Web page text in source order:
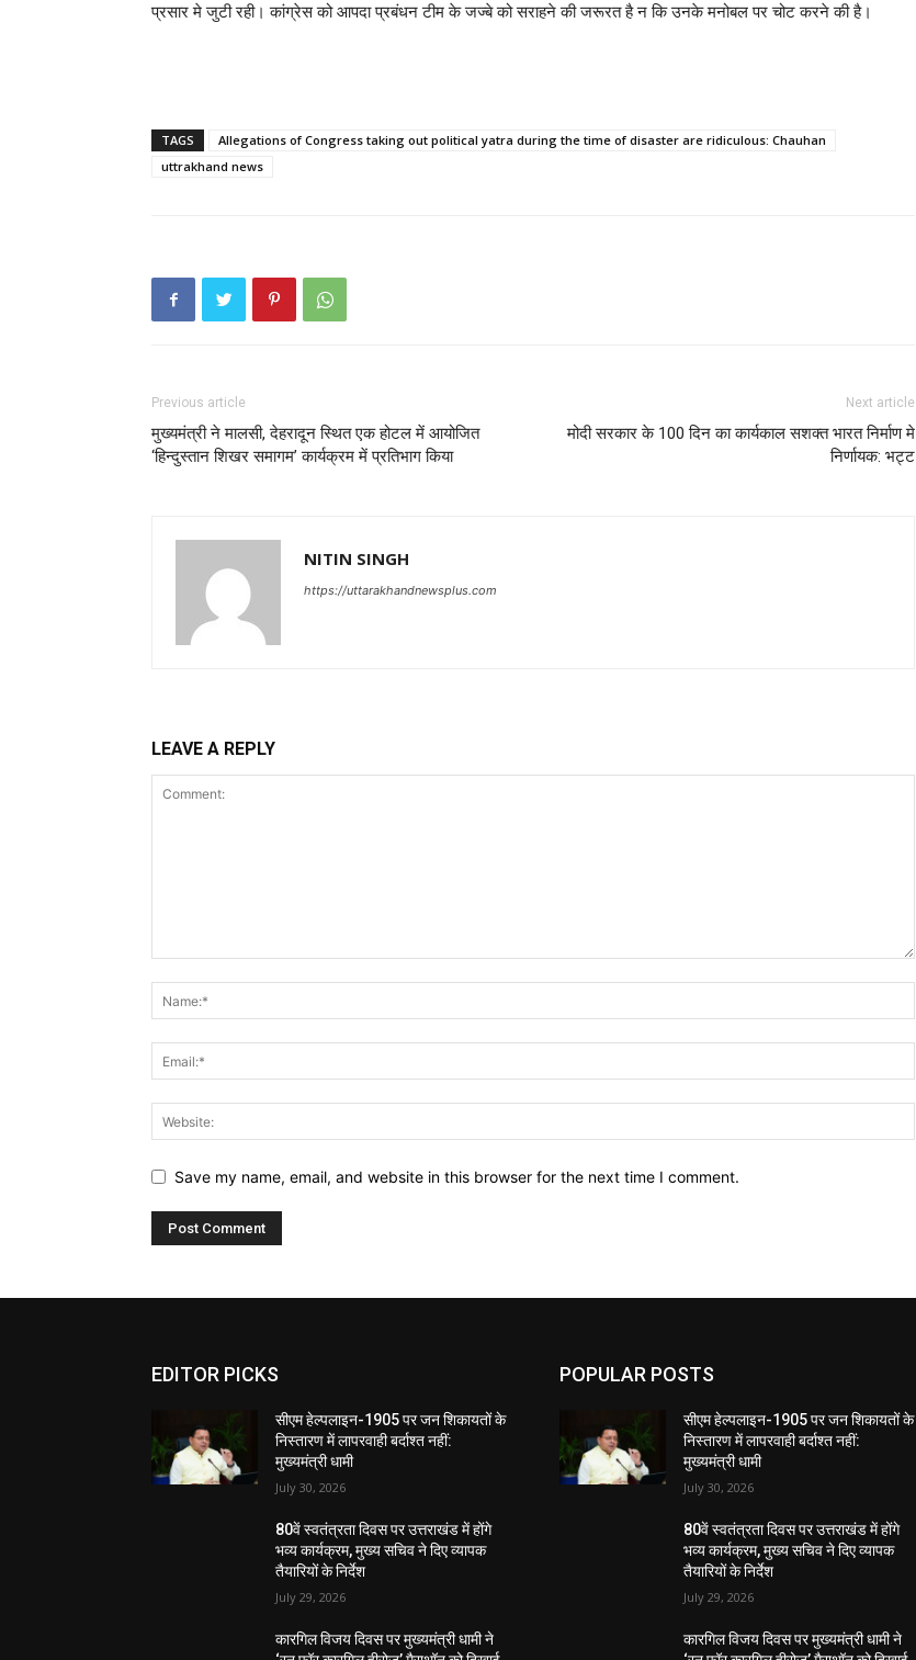
प्रसार मे जुटी रही। कांग्रेस को आपदा प्रबंधन टीम के जज्बे को सराहने की जरूरत है न कि उनके मनोबल पर चोट करने की है।
TAGS
Allegations of Congress taking out political yatra during the time of disaster are ridiculous: Chauhan
uttrakhand news
Previous article
मुख्यमंत्री ने मालसी, देहरादून स्थित एक होटल में आयोजित
‘हिन्दुस्तान शिखर समागम’ कार्यक्रम में प्रतिभाग किया
Next article
मोदी सरकार के 100 दिन का कार्यकाल सशक्त भारत निर्माण मे
निर्णायक: भट्ट
NITIN SINGH
https://uttarakhandnewsplus.com
LEAVE A REPLY
Save my name, email, and website in this browser for the next time I comment.
EDITOR PICKS
सीएम हेल्पलाइन-1905 पर जन शिकायतों के
निस्तारण में लापरवाही बर्दाश्त नहीं:
मुख्यमंत्री धामी
July 30, 2026
80वें स्वतंत्रता दिवस पर उत्तराखंड में होंगे
भव्य कार्यक्रम, मुख्य सचिव ने दिए व्यापक
तैयारियों के निर्देश
July 29, 2026
कारगिल विजय दिवस पर मुख्यमंत्री धामी ने
POPULAR POSTS
सीएम हेल्पलाइन-1905 पर जन शिकायतों के
निस्तारण में लापरवाही बर्दाश्त नहीं:
मुख्यमंत्री धामी
July 30, 2026
80वें स्वतंत्रता दिवस पर उत्तराखंड में होंगे
भव्य कार्यक्रम, मुख्य सचिव ने दिए व्यापक
तैयारियों के निर्देश
July 29, 2026
कारगिल विजय दिवस पर मुख्यमंत्री धामी ने